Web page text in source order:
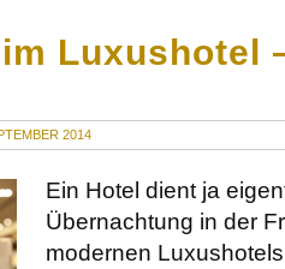
Luxushotel
2014
Ein Hotel dient ja
Übernachtung in der
modernen